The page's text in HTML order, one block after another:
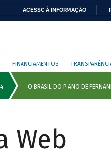
ACESSO À INFORMAÇÃO
FINANCIAMENTOS
Web